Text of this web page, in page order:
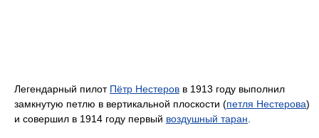
Легендарный пилот Пётр Нестеров в 1913 году выполнил
замкнутую петлю в вертикальной плоскости (петля Нестерова)
и совершил в 1914 году первый воздушный таран.